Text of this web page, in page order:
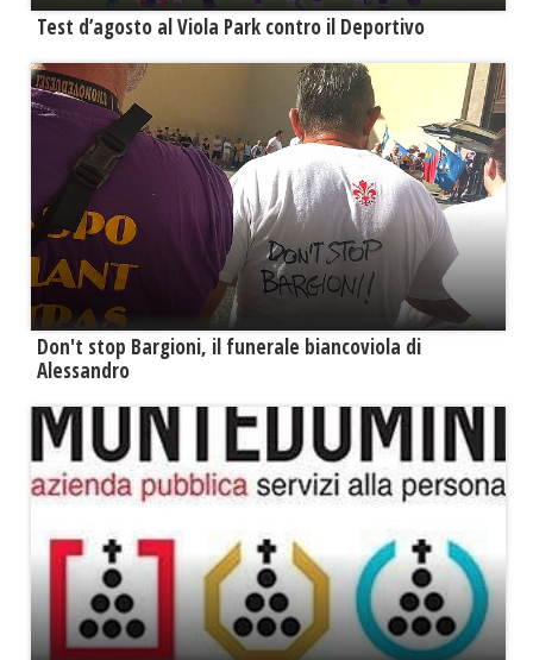
Test d’agosto al Viola Park contro il Deportivo
Don't stop Bargioni, il funerale biancoviola di
Alessandro